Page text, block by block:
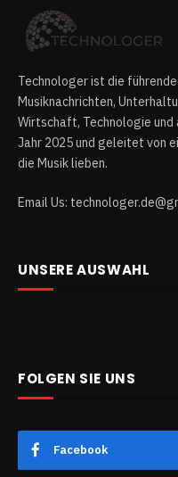
Technologer ist die
Musiknachrichten,
Wirtschaft, Technologie
Jahr 2025 und geleitet von
die Musik lieben.
Email Us:
UNSERE AUSWAHL
FOLGEN SIE UNS
Facebook